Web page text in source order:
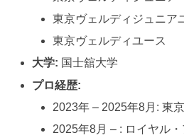
東京ヴェルディジュニア
東京ヴェルディユース
大学: 国士舘大学
プロ経歴:
2023年 – 2025年8月: 東
2025年8月 – : ロイヤル